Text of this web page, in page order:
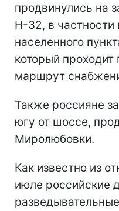
продвинулись на
H-32, в частности
населенного
который
маршрут
Также россияне
югу от шоссе,
Миролюбовки.
Как известно из
июле российские